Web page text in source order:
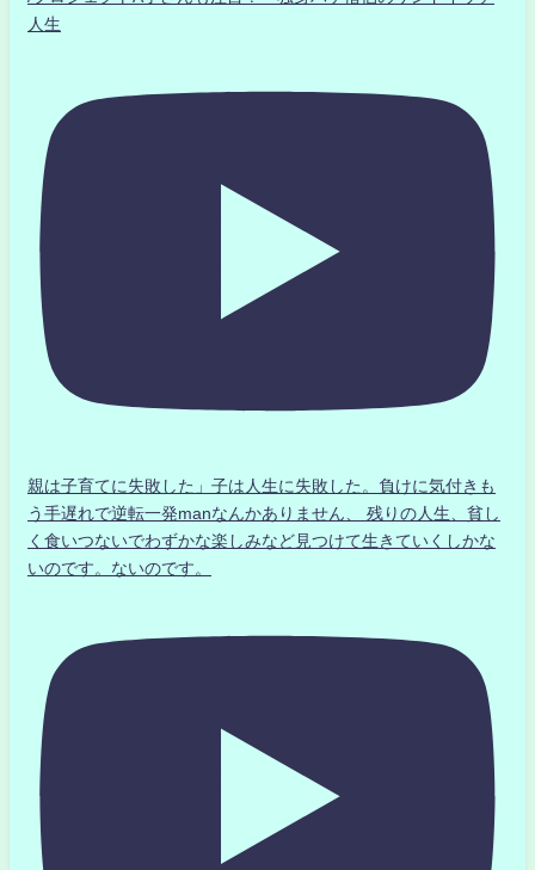
人生
親は子育てに失敗した」子は人生に失敗した。負けに気付きも
う手遅れで逆転一発manなんかありません、 残りの人生、貧し
く食いつないでわずかな楽しみなど見つけて生きていくしかな
いのです。ないのです。